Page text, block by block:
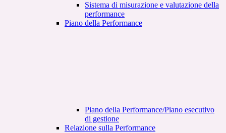
Sistema di misurazione e valutazione della
performance
Piano della Performance
Piano della Performance/Piano esecutivo
di gestione
Relazione sulla Performance